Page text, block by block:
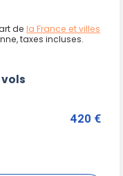
de la France et villes
taxes incluses.
420 €